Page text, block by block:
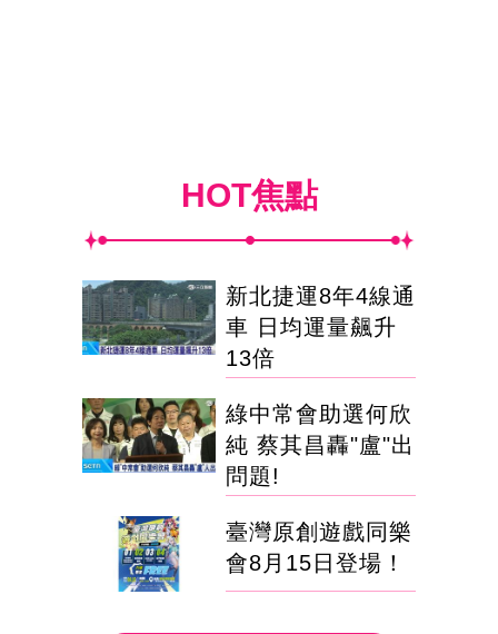
HOT焦點
新北捷運8年4線通
車 日均運量飆升
13倍
綠中常會助選何欣
純 蔡其昌轟"盧"出
問題!
臺灣原創遊戲同樂
會8月15日登場！